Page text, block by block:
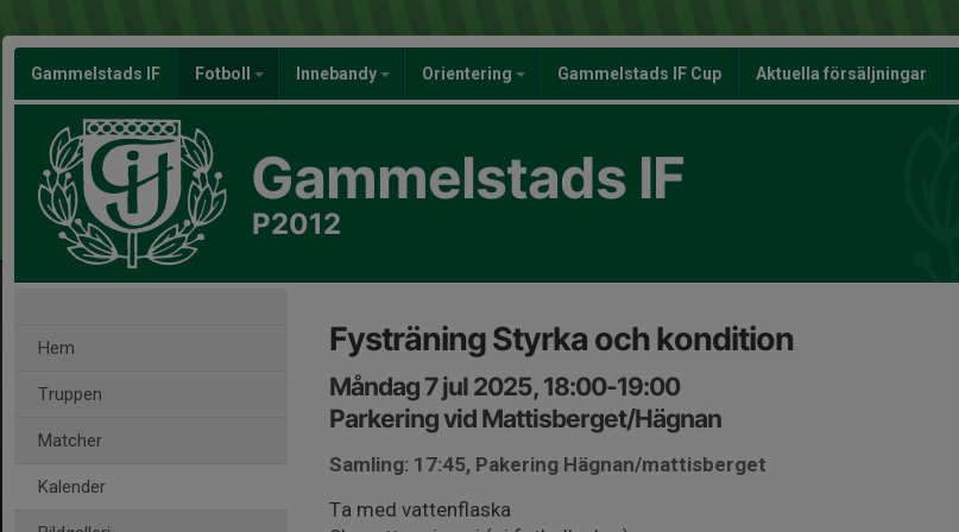
Gammelstads IF Fotboll Innebandy Orientering Gammelstads IF Cup Aktuella försäljningar
Gammelstads IF
P2012
Hem
Truppen
Matcher
Kalender
Fysträning Styrka och kondition
Måndag 7 jul 2025, 18:00-19:00
Parkering vid Mattisberget/Hägnan
Samling: 17:45, Pakering Hägnan/mattisberget
Ta med vattenflaska